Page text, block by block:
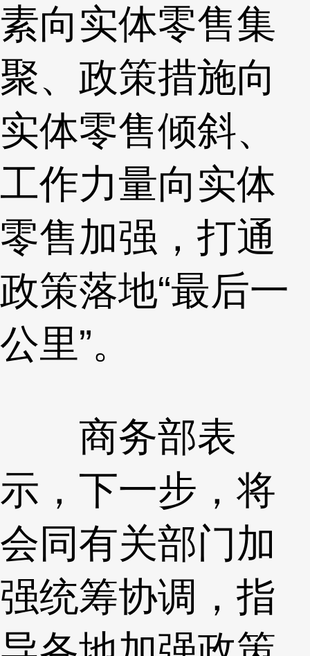
素向实体零售集
聚、政策措施向
实体零售倾斜、
工作力量向实体
零售加强，打通
政策落地“最后一
公里”。
商务部表
示，下一步，将
会同有关部门加
强统筹协调，指